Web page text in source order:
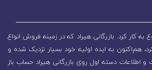
به کار کرد. بازرگانی هیراد که در زمینه فروش انواع
هم‌اکنون به ایده اولیه خود بسیار نزدیک شده و
اطلاعات دسته اول روی بازرگانی هیراد حساب باز